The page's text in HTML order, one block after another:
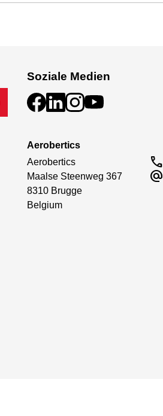
Soziale Medien
Aerobertics
Aerobertics
Maalse Steenweg 367
8310 Brugge
Belgium
call
alternate_email